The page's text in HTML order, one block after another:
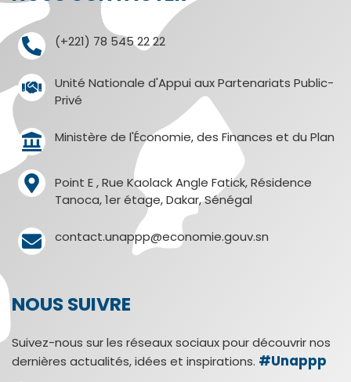
(+221) 78 545 22 22
Unité Nationale d'Appui aux Partenariats Public-
Privé
Ministère de l'Économie, des Finances et du Plan
Point E , Rue Kaolack Angle Fatick, Résidence
Tanoca, 1er étage, Dakar, Sénégal
contact.unappp@economie.gouv.sn
NOUS SUIVRE
Suivez-nous sur les réseaux sociaux pour découvrir nos
dernières actualités, idées et inspirations. #Unappp